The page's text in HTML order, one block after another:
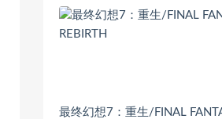
最终幻想7：重生/FINAL